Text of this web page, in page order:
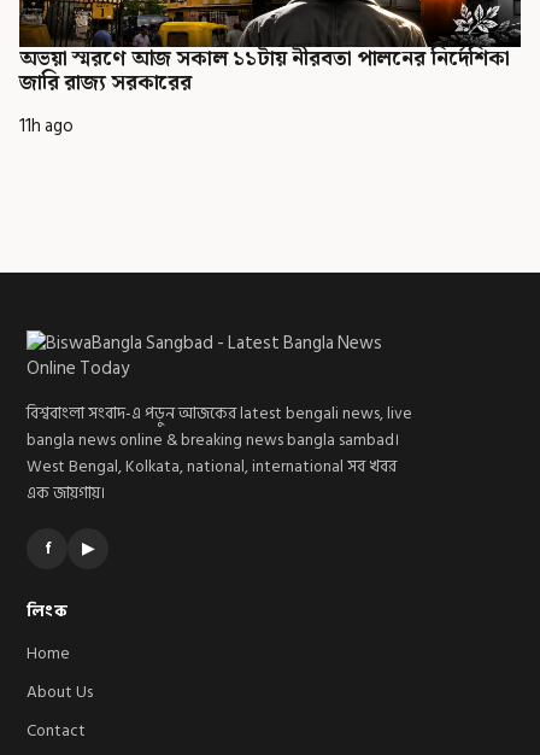
অভয়া স্মরণে আজ সকাল ১১টায় নীরবতা পালনের নির্দেশিকা
জারি রাজ্য সরকারের
11h ago
বিশ্ববাংলা সংবাদ-এ পড়ুন আজকের latest bengali news, live
bangla news online & breaking news bangla sambad।
West Bengal, Kolkata, national, international সব খবর
এক জায়গায়।
f ▶
লিংক
Home
About Us
Contact